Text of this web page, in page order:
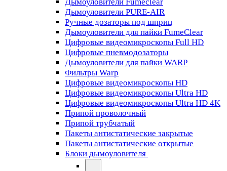
Дымоуловители PURE-AIR
Ручные дозаторы под шприц
Дымоуловители для пайки FumeClear
Цифровые видеомикроскопы Full HD
Цифровые пневмодозаторы
Дымоуловители для пайки WARP
Фильтры Warp
Цифровые видеомикроскопы HD
Цифровые видеомикроскопы Ultra HD
Цифровые видеомикроскопы Ultra HD 4K
Припой проволочный
Припой трубчатый
Пакеты антистатические закрытые
Пакеты антистатические открытые
Блоки дымоуловителя